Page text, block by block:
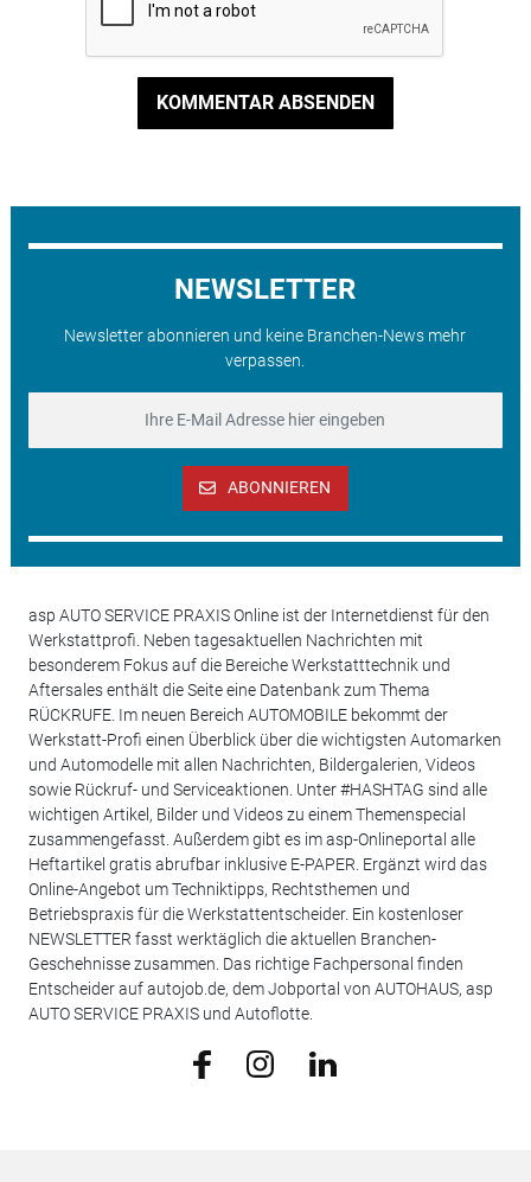
KOMMENTAR ABSENDEN
NEWSLETTER
Newsletter abonnieren und keine Branchen-News mehr
verpassen.
ABONNIEREN
asp AUTO SERVICE PRAXIS Online ist der Internetdienst für den
Werkstattprofi. Neben tagesaktuellen Nachrichten mit
besonderem Fokus auf die Bereiche Werkstatttechnik und
Aftersales enthält die Seite eine Datenbank zum Thema
RÜCKRUFE. Im neuen Bereich AUTOMOBILE bekommt der
Werkstatt-Profi einen Überblick über die wichtigsten Automarken
und Automodelle mit allen Nachrichten, Bildergalerien, Videos
sowie Rückruf- und Serviceaktionen. Unter #HASHTAG sind alle
wichtigen Artikel, Bilder und Videos zu einem Themenspecial
zusammengefasst. Außerdem gibt es im asp-Onlineportal alle
Heftartikel gratis abrufbar inklusive E-PAPER. Ergänzt wird das
Online-Angebot um Techniktipps, Rechtsthemen und
Betriebspraxis für die Werkstattentscheider. Ein kostenloser
NEWSLETTER fasst werktäglich die aktuellen Branchen-
Geschehnisse zusammen. Das richtige Fachpersonal finden
Entscheider auf autojob.de, dem Jobportal von AUTOHAUS, asp
AUTO SERVICE PRAXIS und Autoflotte.